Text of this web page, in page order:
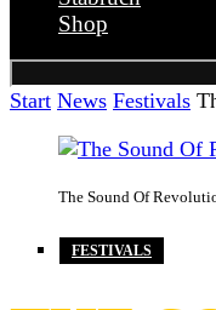
Shop
Start News Festivals
The Sound Of
FESTIVALS